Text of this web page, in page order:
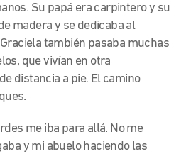
Su papá era carpintero y su
madera y se dedicaba al
también pasaba muchas
que vivían en otra
distancia a pie. El camino
me iba para allá. No me
y mi abuelo haciendo las